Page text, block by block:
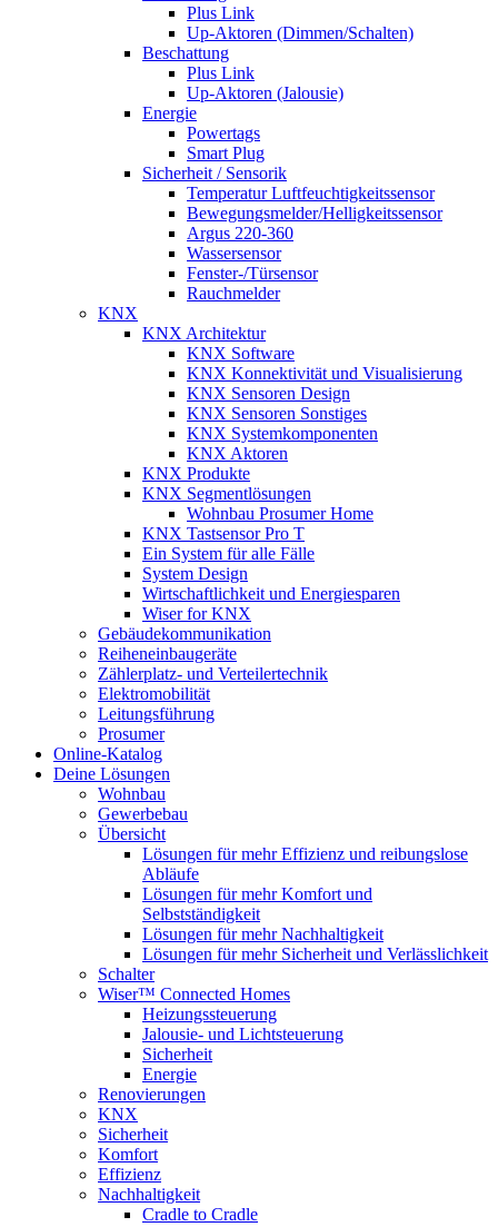
Plus Link
Up-Aktoren (Dimmen/Schalten)
Beschattung
Plus Link
Up-Aktoren (Jalousie)
Energie
Powertags
Smart Plug
Sicherheit / Sensorik
Temperatur Luftfeuchtigkeitssensor
Bewegungsmelder/Helligkeitssensor
Argus 220-360
Wassersensor
Fenster-/Türsensor
Rauchmelder
KNX
KNX Architektur
KNX Software
KNX Konnektivität und Visualisierung
KNX Sensoren Design
KNX Sensoren Sonstiges
KNX Systemkomponenten
KNX Aktoren
KNX Produkte
KNX Segmentlösungen
Wohnbau Prosumer Home
KNX Tastsensor Pro T
Ein System für alle Fälle
System Design
Wirtschaftlichkeit und Energiesparen
Wiser for KNX
Gebäudekommunikation
Reiheneinbaugeräte
Zählerplatz- und Verteilertechnik
Elektromobilität
Leitungsführung
Prosumer
Online-Katalog
Deine Lösungen
Wohnbau
Gewerbebau
Übersicht
Lösungen für mehr Effizienz und reibungslose
Abläufe
Lösungen für mehr Komfort und
Selbstständigkeit
Lösungen für mehr Nachhaltigkeit
Lösungen für mehr Sicherheit und Verlässlichkeit
Schalter
Wiser™ Connected Homes
Heizungssteuerung
Jalousie- und Lichtsteuerung
Sicherheit
Energie
Renovierungen
KNX
Sicherheit
Komfort
Effizienz
Nachhaltigkeit
Cradle to Cradle